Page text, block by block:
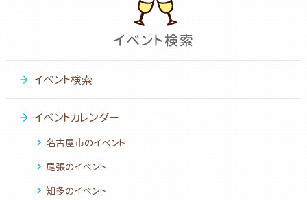
イベント検索
イベントカレンダー
名古屋市のイベント
尾張のイベント
知多のイベント